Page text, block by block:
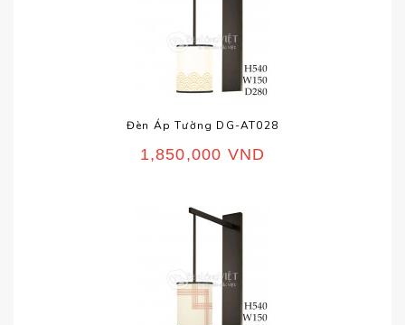
Đèn Áp Tường DG-AT028
1,850,000 VND